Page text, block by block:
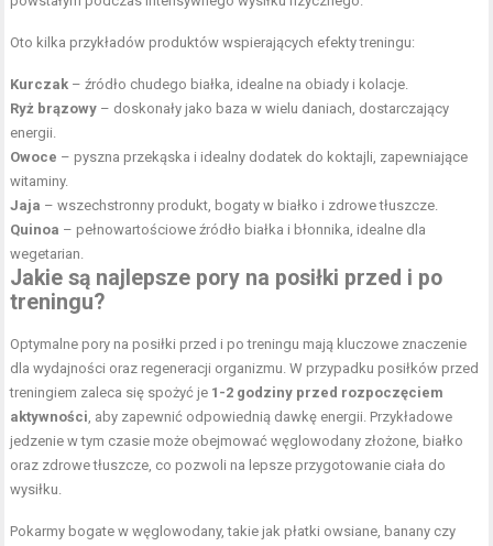
Oto kilka przykładów produktów wspierających efekty treningu:
Kurczak – źródło chudego białka, idealne na obiady i kolacje.
Ryż brązowy – doskonały jako baza w wielu daniach, dostarczający
energii.
Owoce – pyszna przekąska i idealny dodatek do koktajli, zapewniające
witaminy.
Jaja – wszechstronny produkt, bogaty w białko i zdrowe tłuszcze.
Quinoa – pełnowartościowe źródło białka i błonnika, idealne dla
wegetarian.
Jakie są najlepsze pory na posiłki przed i po
treningu?
Optymalne pory na posiłki przed i po treningu mają kluczowe znaczenie
dla wydajności oraz regeneracji organizmu. W przypadku posiłków przed
treningiem zaleca się spożyć je 1-2 godziny przed rozpoczęciem
aktywności, aby zapewnić odpowiednią dawkę energii. Przykładowe
jedzenie w tym czasie może obejmować węglowodany złożone, białko
oraz zdrowe tłuszcze, co pozwoli na lepsze przygotowanie ciała do
wysiłku.
Pokarmy bogate w węglowodany, takie jak płatki owsiane, banany czy